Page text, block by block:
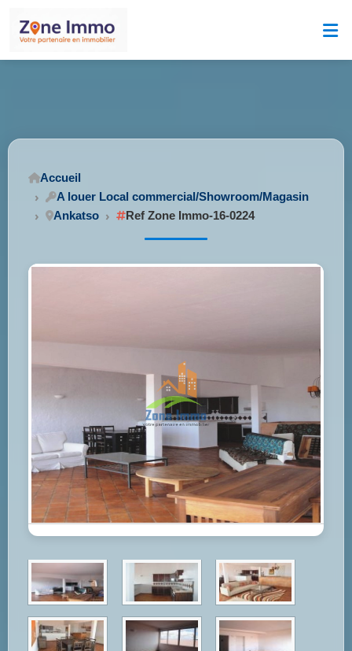
Accueil
A louer Local commercial/Showroom/Magasin
Ankatso
Ref Zone Immo-16-0224